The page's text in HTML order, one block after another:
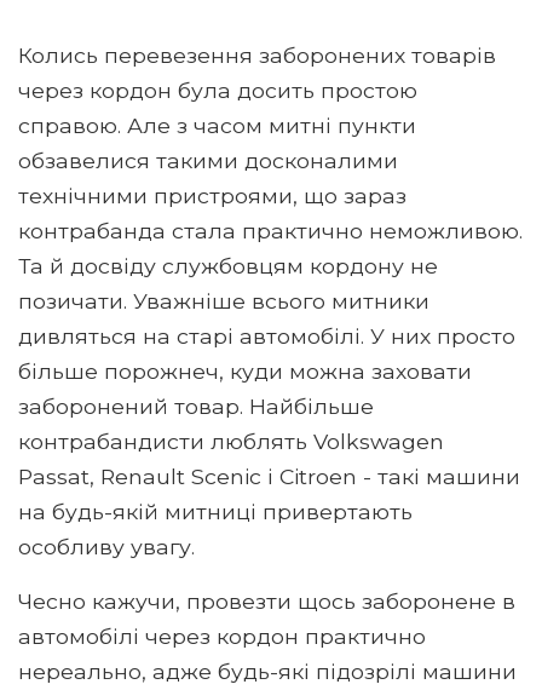
Колись перевезення заборонених товарів
через кордон була досить простою
справою. Але з часом митні пункти
обзавелися такими досконалими
технічними пристроями, що зараз
контрабанда стала практично неможливою.
Та й досвіду службовцям кордону не
позичати. Уважніше всього митники
дивляться на старі автомобілі. У них просто
більше порожнеч, куди можна заховати
заборонений товар. Найбільше
контрабандисти люблять Volkswagen
Passat, Renault Scenic і Citroen - такі машини
на будь-якій митниці привертають
особливу увагу.
Чесно кажучи, провезти щось заборонене в
автомобілі через кордон практично
нереально, адже будь-які підозрілі машини